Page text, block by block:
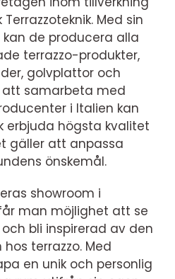
Med sin
kan de producera alla
terrazzo-produkter,
golvplattor och
att samarbeta med
i Italien kan
erbjuda högsta kvalitet
gäller att anpassa
önskemål.
showroom i
man möjlighet att se
bli inspirerad av den
terrazzo. Med
en unik och personlig